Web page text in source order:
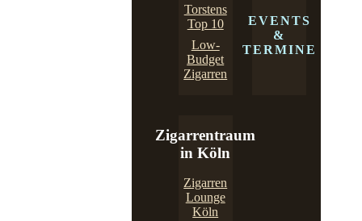
Torstens
Top 10
Low-
Budget
Zigarren
EVENTS
&
TERMINE
Zigarrentraum
in Köln
Zigarren
Lounge
Köln